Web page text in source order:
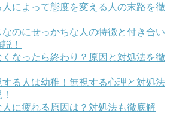
によって態度を変える人の末路を徹
なのにせっかちな人の特徴と付き合い
！
なったら終わり？原因と対処法を徹
る人は幼稚！無視する心理と対処法
に疲れる原因は？対処法も徹底解